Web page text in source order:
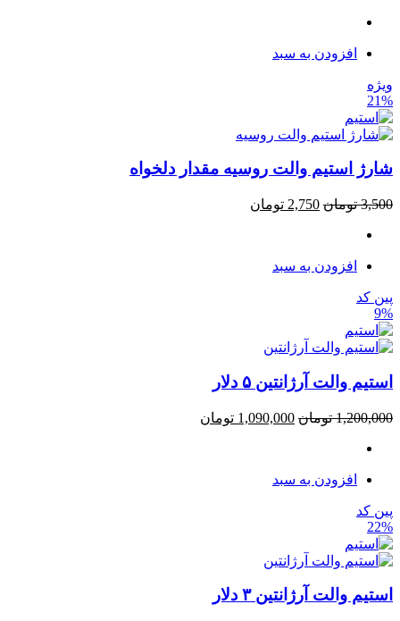
افزودن به سبد
ویژه
21%
شارژ استیم والت روسیه مقدار دلخواه
3,500 تومان 2,750 تومان
افزودن به سبد
پین کد
9%
استیم والت آرژانتین ۵ دلار
1,200,000 تومان 1,090,000 تومان
افزودن به سبد
پین کد
22%
استیم والت آرژانتین ۳ دلار